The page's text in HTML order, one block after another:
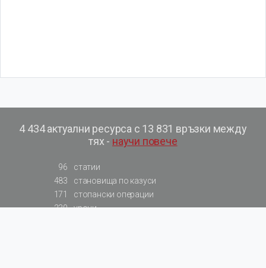
4 434 актуални ресурса с 13 831 връзки между
тях - научи повече
96
статии
483
становища по казуси
171
стопански операции
230
уроци